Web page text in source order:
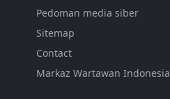
Pedoman media siber
Sitemap
Contact
Markaz Wartawan Indonesia